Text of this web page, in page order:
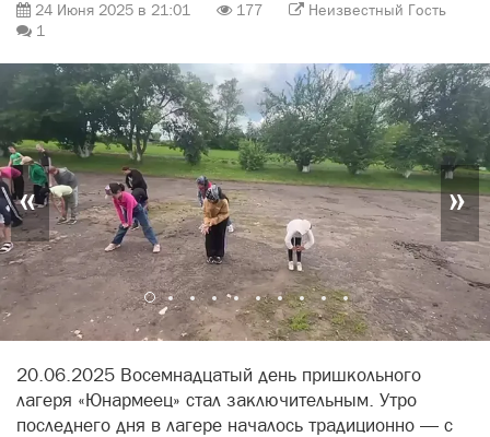
24 Июня 2025 в 21:01 177
Неизвестный Гость
1
« »
20.06.2025 Восемнадцатый день пришкольного
лагеря «Юнармеец» стал заключительным. Утро
последнего дня в лагере началось традиционно — с